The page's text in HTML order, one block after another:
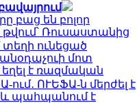
բաց են բոլոր
Ռուսաստանից
տեղի ունեցած
մոտ
է ռազմական
ՈՒԵՖԱ-ն մերժել է
և պահպանում է